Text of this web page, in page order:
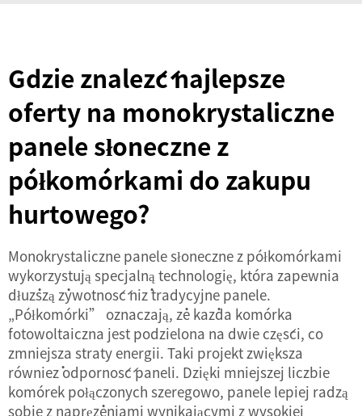
Gdzie znaleźć najlepsze
oferty na monokrystaliczne
panele słoneczne z
półkomórkami do zakupu
hurtowego?
Monokrystaliczne panele słoneczne z półkomórkami
wykorzystują specjalną technologię, która zapewnia
dłuższą żywotność niż tradycyjne panele.
„Półkomórki” oznaczają, że każda komórka
fotowoltaiczna jest podzielona na dwie części, co
zmniejsza straty energii. Taki projekt zwiększa
również odporność paneli. Dzięki mniejszej liczbie
komórek połączonych szeregowo, panele lepiej radzą
sobie z naprężeniami wynikającymi z wysokiej